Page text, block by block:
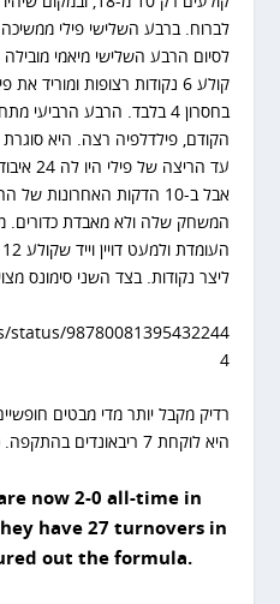
קולע 6 נקודות רצופות
בחסרון 4 בלבד. הרבע
אבל ב-10 הדקות
המשחק שלה ולא מאבדת כדורים.
ליצר נקודות. בצד השני סימונס
98780081395432244
4
רדיק מקבל יותר מדי מבטים
היא לוקחת 7 ריבאונדים בהתקפה. ככה מיאמי לא יכולה לנצח.
now 2-0 all-time in
have 27 turnovers in
out the formula.